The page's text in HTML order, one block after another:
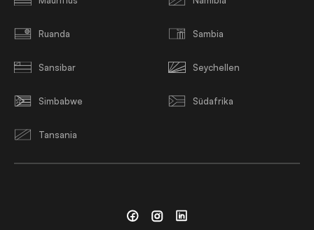
Ruanda Sambia
Sansibar Seychellen
Simbabwe Südafrika
Tansania
FacebookInstagramLinkedin